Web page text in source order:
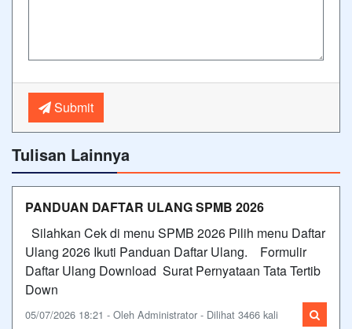
Submit
Tulisan Lainnya
PANDUAN DAFTAR ULANG SPMB 2026
Silahkan Cek di menu SPMB 2026 Pilih menu Daftar
Ulang 2026 Ikuti Panduan Daftar Ulang. Formulir
Daftar Ulang Download Surat Pernyataan Tata Tertib
Down
05/07/2026 18:21 - Oleh Administrator - Dilihat 3466 kali